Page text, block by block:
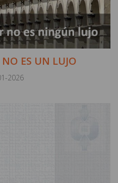
NO ES UN LUJO
2026